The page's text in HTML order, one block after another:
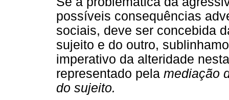
possíveis consequências
sociais, deve ser concebida
sujeito e do outro,
imperativo da alteridade
representado pela mediação
do sujeito.